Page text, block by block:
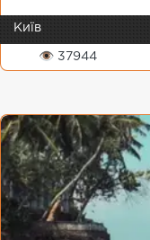
Київ
👁 37944